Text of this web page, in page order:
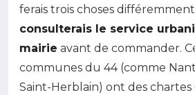
ferais trois choses
consulterais le service
mairie avant de commander.
communes du 44 (comme
Saint-Herblain) ont des